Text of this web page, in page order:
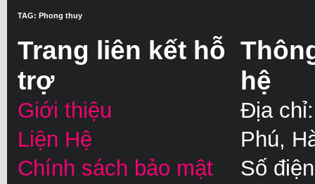
TAG: Phong thuy
Trang liên kết hỗ
trợ
Giới thiệu
Liện Hệ
Chính sách bảo mật
hệ
Địa
Phú,
Số